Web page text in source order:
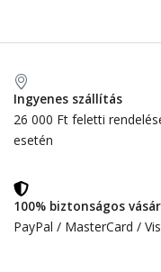
Ingyenes szállítás
26 000 Ft feletti
esetén
100% biztonságos
PayPal / MasterCard /